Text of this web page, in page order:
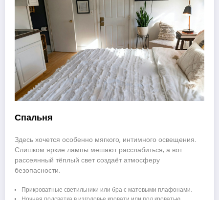
Спальня
Здесь хочется особенно мягкого, интимного освещения.
Слишком яркие лампы мешают расслабиться, а вот
рассеянный тёплый свет создаёт атмосферу
безопасности.
Прикроватные светильники или бра с матовыми плафонами.